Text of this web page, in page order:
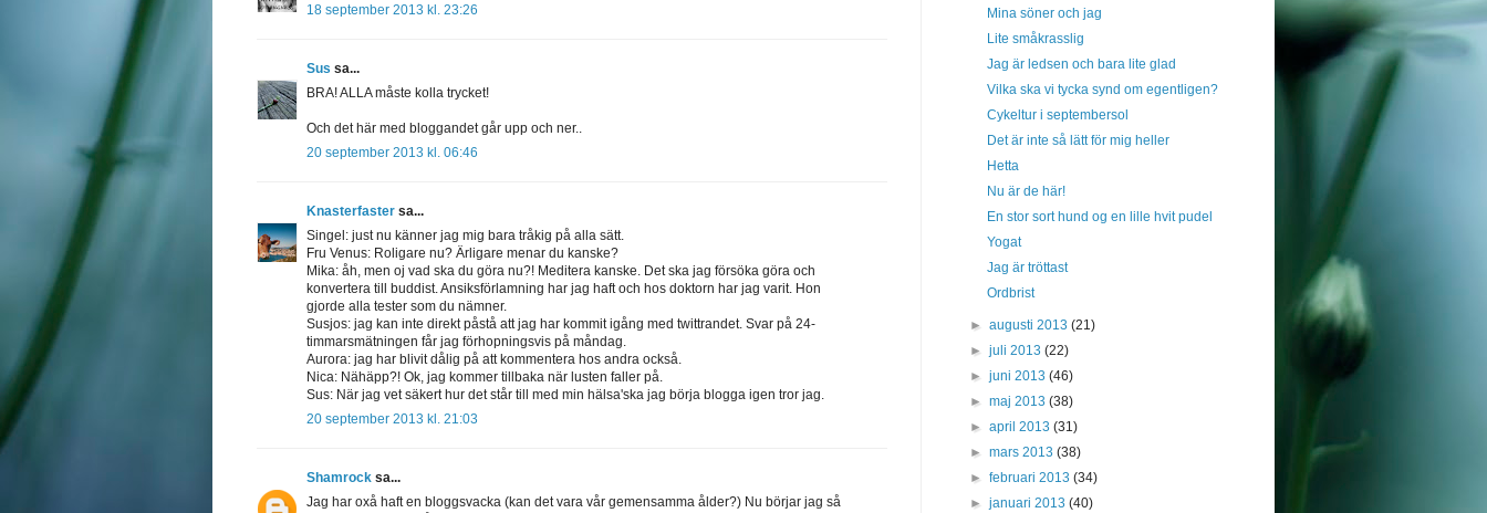
18 september 2013 kl. 23:26
Sus sa...
BRA! ALLA måste kolla trycket!
Och det här med bloggandet går upp och ner..
20 september 2013 kl. 06:46
Knasterfaster sa...
Singel: just nu känner jag mig bara tråkig på alla sätt.
Fru Venus: Roligare nu? Ärligare menar du kanske?
Mika: åh, men oj vad ska du göra nu?! Meditera kanske. Det ska jag försöka göra och
konvertera till buddist. Ansiksförlamning har jag haft och hos doktorn har jag varit. Hon
gjorde alla tester som du nämner.
Susjos: jag kan inte direkt påstå att jag har kommit igång med twittrandet. Svar på 24-
timmarsmätningen får jag förhopningsvis på måndag.
Aurora: jag har blivit dålig på att kommentera hos andra också.
Nica: Nähäpp?! Ok, jag kommer tillbaka när lusten faller på.
Sus: När jag vet säkert hur det står till med min hälsa'ska jag börja blogga igen tror jag.
20 september 2013 kl. 21:03
Shamrock sa...
Jag har oxå haft en bloggsvacka (kan det vara vår gemensamma ålder?) Nu börjar jag så
Mina söner och jag
Lite småkrasslig
Jag är ledsen och bara lite glad
Vilka ska vi tycka synd om egentligen?
Cykeltur i septembersol
Det är inte så lätt för mig heller
Hetta
Nu är de här!
En stor sort hund og en lille hvit pudel
Yogat
Jag är tröttast
Ordbrist
►augusti 2013(21)
►juli 2013(22)
►juni 2013(46)
►maj 2013(38)
►april 2013(31)
►mars 2013(38)
►februari 2013(34)
►januari 2013(40)